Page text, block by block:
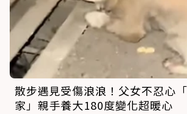
散步遇見受傷浪浪！父女不忍心
家」親手養大180度變化超暖心